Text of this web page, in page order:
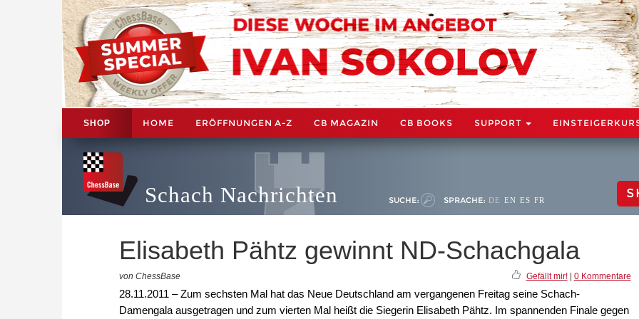
SHOP HOME ERÖFFNUNGEN A-Z CB MAGAZIN CB BOOKS SUPPORT
Schach Nachrichten SUCHE: SPRACHE: DE EN ES FR
Elisabeth Pähtz gewinnt ND-Schachgala
von ChessBase Gefällt mir!| 0 Kommentare
28.11.2011 – Zum sechsten Mal hat das Neue Deutschland am vergangenen Freitag seine Schach-
Damengala ausgetragen und zum vierten Mal heißt die Siegerin Elisabeth Pähtz. Im spannenden Finale gegen